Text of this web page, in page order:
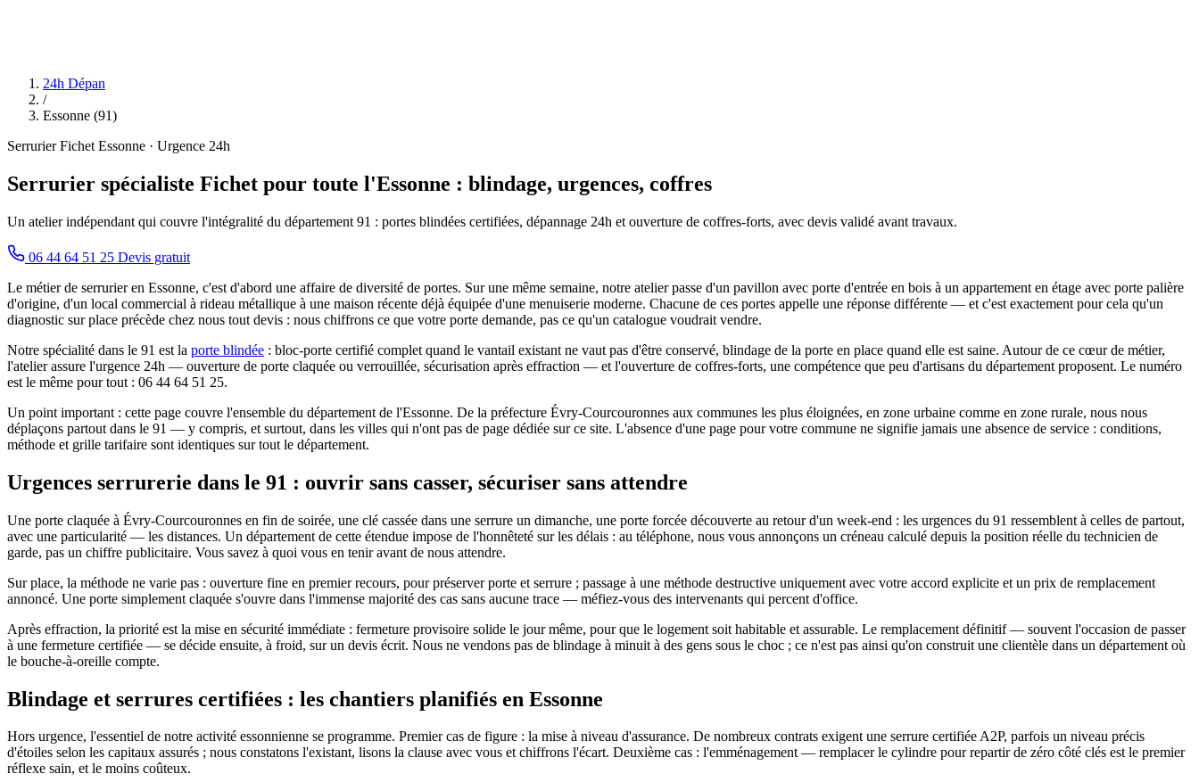
24h Dépan
/
Essonne (91)
Serrurier Fichet Essonne · Urgence 24h
Serrurier spécialiste Fichet pour toute l'Essonne : blindage, urgences, coffres
Un atelier indépendant qui couvre l'intégralité du département 91 : portes blindées certifiées, dépannage 24h et ouverture de coffres-forts, avec devis validé avant travaux.
06 44 64 51 25 Devis gratuit
Le métier de serrurier en Essonne, c'est d'abord une affaire de diversité de portes. Sur une même semaine, notre atelier passe d'un pavillon avec porte d'entrée en bois à un appartement en étage avec porte palière
d'origine, d'un local commercial à rideau métallique à une maison récente déjà équipée d'une menuiserie moderne. Chacune de ces portes appelle une réponse différente — et c'est exactement pour cela qu'un
diagnostic sur place précède chez nous tout devis : nous chiffrons ce que votre porte demande, pas ce qu'un catalogue voudrait vendre.
Notre spécialité dans le 91 est la porte blindée : bloc-porte certifié complet quand le vantail existant ne vaut pas d'être conservé, blindage de la porte en place quand elle est saine. Autour de ce cœur de métier,
l'atelier assure l'urgence 24h — ouverture de porte claquée ou verrouillée, sécurisation après effraction — et l'ouverture de coffres-forts, une compétence que peu d'artisans du département proposent. Le numéro
est le même pour tout : 06 44 64 51 25.
Un point important : cette page couvre l'ensemble du département de l'Essonne. De la préfecture Évry-Courcouronnes aux communes les plus éloignées, en zone urbaine comme en zone rurale, nous nous
déplaçons partout dans le 91 — y compris, et surtout, dans les villes qui n'ont pas de page dédiée sur ce site. L'absence d'une page pour votre commune ne signifie jamais une absence de service : conditions,
méthode et grille tarifaire sont identiques sur tout le département.
Urgences serrurerie dans le 91 : ouvrir sans casser, sécuriser sans attendre
Une porte claquée à Évry-Courcouronnes en fin de soirée, une clé cassée dans une serrure un dimanche, une porte forcée découverte au retour d'un week-end : les urgences du 91 ressemblent à celles de partout,
avec une particularité — les distances. Un département de cette étendue impose de l'honnêteté sur les délais : au téléphone, nous vous annonçons un créneau calculé depuis la position réelle du technicien de
garde, pas un chiffre publicitaire. Vous savez à quoi vous en tenir avant de nous attendre.
Sur place, la méthode ne varie pas : ouverture fine en premier recours, pour préserver porte et serrure ; passage à une méthode destructive uniquement avec votre accord explicite et un prix de remplacement
annoncé. Une porte simplement claquée s'ouvre dans l'immense majorité des cas sans aucune trace — méfiez-vous des intervenants qui percent d'office.
Après effraction, la priorité est la mise en sécurité immédiate : fermeture provisoire solide le jour même, pour que le logement soit habitable et assurable. Le remplacement définitif — souvent l'occasion de passer
à une fermeture certifiée — se décide ensuite, à froid, sur un devis écrit. Nous ne vendons pas de blindage à minuit à des gens sous le choc ; ce n'est pas ainsi qu'on construit une clientèle dans un département où
le bouche-à-oreille compte.
Blindage et serrures certifiées : les chantiers planifiés en Essonne
Hors urgence, l'essentiel de notre activité essonnienne se programme. Premier cas de figure : la mise à niveau d'assurance. De nombreux contrats exigent une serrure certifiée A2P, parfois un niveau précis
d'étoiles selon les capitaux assurés ; nous constatons l'existant, lisons la clause avec vous et chiffrons l'écart. Deuxième cas : l'emménagement — remplacer le cylindre pour repartir de zéro côté clés est le premier
réflexe sain, et le moins coûteux.